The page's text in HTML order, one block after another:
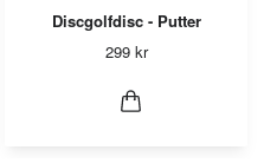
Discgolfdisc - Putter
299 kr